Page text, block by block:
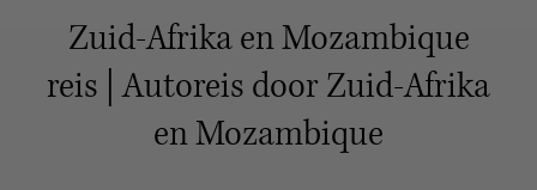
Zuid-Afrika en Mozambique
reis | Autoreis door Zuid-Afrika
en Mozambique